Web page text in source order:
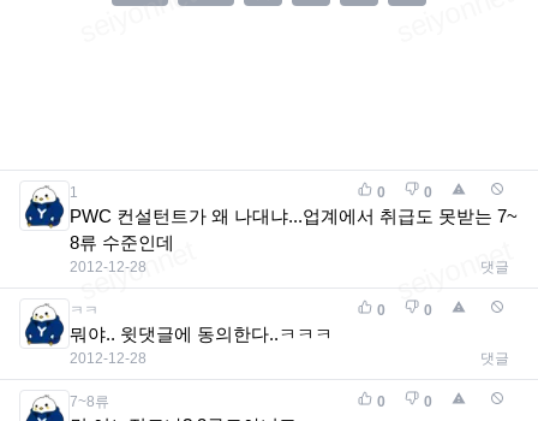
1 0 0
PWC 컨설턴트가 왜 나대냐...업계에서 취급도 못받는 7~
8류 수준인데
2012-12-28 댓글
ㅋㅋ 0 0
뭐야.. 윗댓글에 동의한다..ㅋㅋㅋ
2012-12-28 댓글
7~8류 0 0